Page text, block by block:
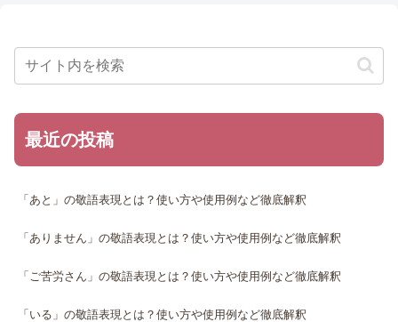
最近の投稿
「あと」の敬語表現とは？使い方や使用例など徹底解釈
「ありません」の敬語表現とは？使い方や使用例など徹底解釈
「ご苦労さん」の敬語表現とは？使い方や使用例など徹底解釈
「いる」の敬語表現とは？使い方や使用例など徹底解釈